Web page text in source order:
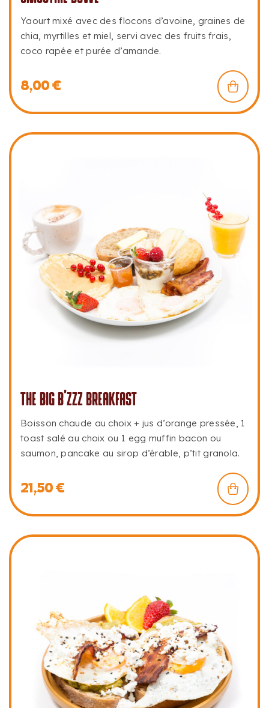
Yaourt mixé avec des flocons d’avoine, graines de
chia, myrtilles et miel, servi avec des fruits frais,
coco rapée et purée d’amande.
8,00€
THE BIG B’ZZZ BREAKFAST
Boisson chaude au choix + jus d’orange pressée, 1
toast salé au choix ou 1 egg muffin bacon ou
saumon, pancake au sirop d’érable, p’tit granola.
21,50€